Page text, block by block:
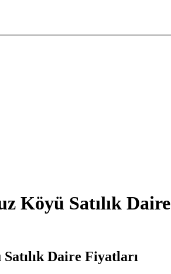
Köyü Satılık Daire
Daire Fiyatları